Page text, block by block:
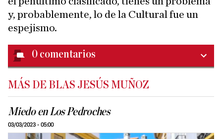
y, probablemente, lo de la Cultural fue un
espejismo.
0 comentarios
MÁS DE BLAS JESÚS MUÑOZ
Miedo en Los Pedroches
03/03/2023 - 05:00